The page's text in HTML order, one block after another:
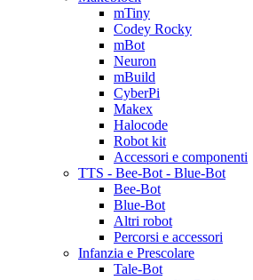
mTiny
Codey Rocky
mBot
Neuron
mBuild
CyberPi
Makex
Halocode
Robot kit
Accessori e componenti
TTS - Bee-Bot - Blue-Bot
Bee-Bot
Blue-Bot
Altri robot
Percorsi e accessori
Infanzia e Prescolare
Tale-Bot